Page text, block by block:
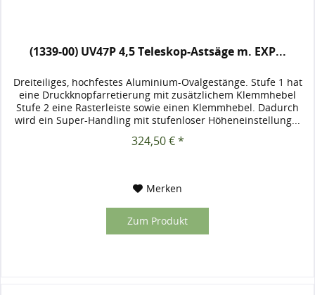
(1339-00) UV47P 4,5 Teleskop-Astsäge m. EXP...
Dreiteiliges, hochfestes Aluminium-Ovalgestänge. Stufe 1 hat
eine Druckknopfarretierung mit zusätzlichem Klemmhebel
Stufe 2 eine Rasterleiste sowie einen Klemmhebel. Dadurch
wird ein Super-Handling mit stufenloser Höheneinstellung...
324,50 € *
Merken
Zum Produkt